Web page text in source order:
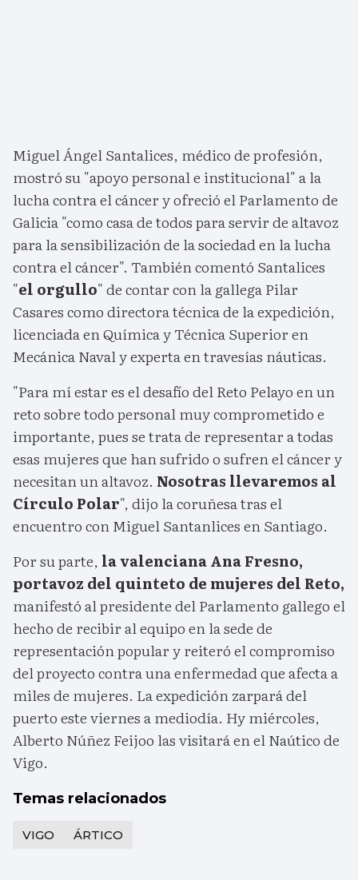
Miguel Ángel Santalices, médico de profesión,
mostró su "apoyo personal e institucional" a la
lucha contra el cáncer y ofreció el Parlamento de
Galicia "como casa de todos para servir de altavoz
para la sensibilización de la sociedad en la lucha
contra el cáncer". También comentó Santalices
"el orgullo" de contar con la gallega Pilar
Casares como directora técnica de la expedición,
licenciada en Química y Técnica Superior en
Mecánica Naval y experta en travesías náuticas.
"Para mí estar es el desafío del Reto Pelayo en un
reto sobre todo personal muy comprometido e
importante, pues se trata de representar a todas
esas mujeres que han sufrido o sufren el cáncer y
necesitan un altavoz. Nosotras llevaremos al
Círculo Polar", dijo la coruñesa tras el
encuentro con Miguel Santanlices en Santiago.
Por su parte, la valenciana Ana Fresno,
portavoz del quinteto de mujeres del Reto,
manifestó al presidente del Parlamento gallego el
hecho de recibir al equipo en la sede de
representación popular y reiteró el compromiso
del proyecto contra una enfermedad que afecta a
miles de mujeres. La expedición zarpará del
puerto este viernes a mediodía. Hy miércoles,
Alberto Núñez Feijoo las visitará en el Naútico de
Vigo.
Temas relacionados
VIGO ÁRTICO